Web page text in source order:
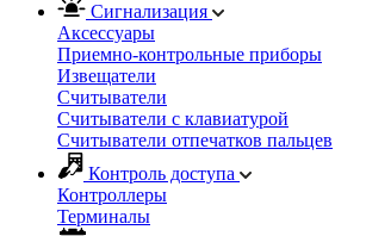
Сигнализация
Аксессуары
Приемно-контрольные приборы
Извещатели
Считыватели
Cчитыватели с клавиатурой
Cчитыватели отпечатков пальцев
Контроль доступа
Контроллеры
Терминалы